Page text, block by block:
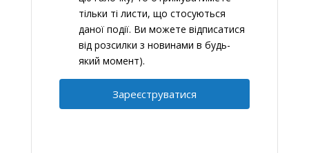
тільки ті листи, що стосуються
даної події. Ви можете відписатися
від розсилки з новинами в будь-
який момент).
Зареєструватися